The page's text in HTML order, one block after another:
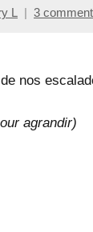
L 3
nos
agrandir)